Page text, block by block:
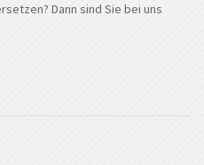
Dann sind Sie bei uns